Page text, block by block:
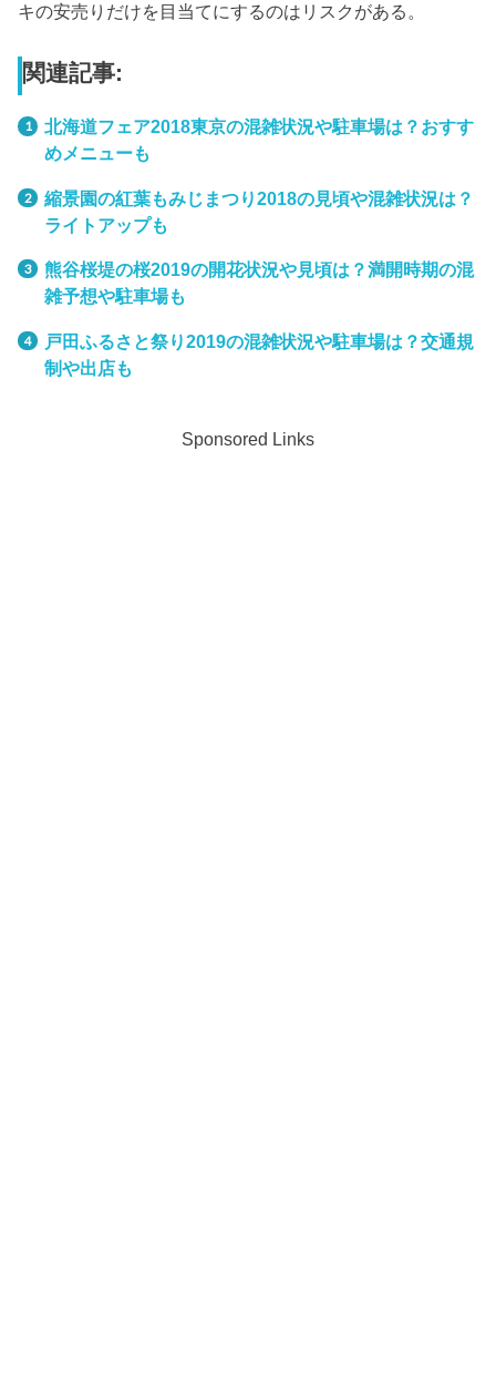
キの安売りだけを目当てにするのはリスクがある。
関連記事:
北海道フェア2018東京の混雑状況や駐車場は？おすす
めメニューも
縮景園の紅葉もみじまつり2018の見頃や混雑状況は？
ライトアップも
熊谷桜堤の桜2019の開花状況や見頃は？満開時期の混
雑予想や駐車場も
戸田ふるさと祭り2019の混雑状況や駐車場は？交通規
制や出店も
Sponsored Links